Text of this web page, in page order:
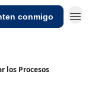
conmigo
los Procesos